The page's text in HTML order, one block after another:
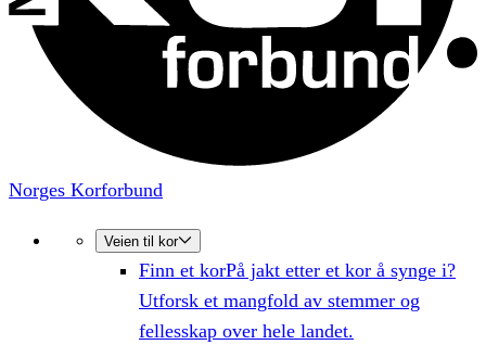
Norges Korforbund
Veien til kor
Finn et korPå jakt etter et kor å synge i?
Utforsk et mangfold av stemmer og
fellesskap over hele landet.